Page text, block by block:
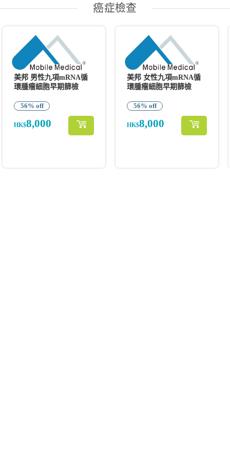
癌症檢查
美邦 男性九項mRNA循
環腫瘤細胞早期篩檢
56% off
HK$8,000
美邦 女性九項mRNA循
環腫瘤細胞早期篩檢
56% off
HK$8,000